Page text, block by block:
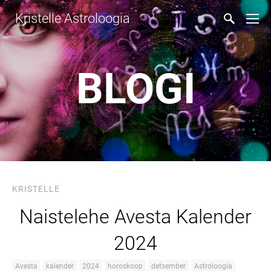
Kristelle Astroloogia
BLOGI
KRISTELLE
Naistelehe Avesta Kalender
2024
Avesta kalender 2024 horoskoop detsember Astroloogia